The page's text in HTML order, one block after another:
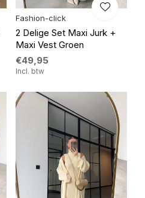
Fashion-click
2 Delige Set Maxi Jurk +
Maxi Vest Groen
€49,95
Incl. btw